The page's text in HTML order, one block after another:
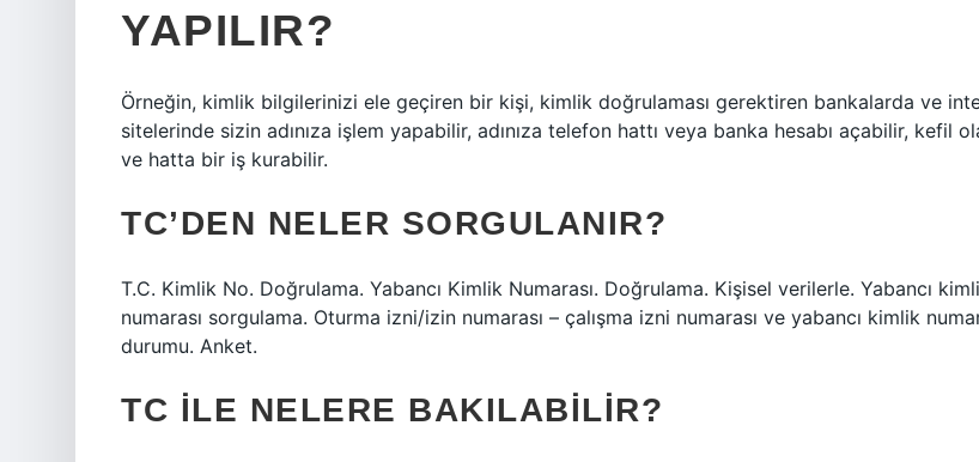
YAPILIR?
Örneğin, kimlik bilgilerinizi ele geçiren bir kişi, kimlik doğrulaması gerektiren bankalarda ve
sitelerinde sizin adınıza işlem yapabilir, adınıza telefon hattı veya banka hesabı açabilir, kefil
ve hatta bir iş kurabilir.
TC’DEN NELER SORGULANIR?
T.C. Kimlik No. Doğrulama. Yabancı Kimlik Numarası. Doğrulama. Kişisel verilerle. Yabancı
numarası sorgulama. Oturma izni/izin numarası – çalışma izni numarası ve yabancı kimlik
durumu. Anket.
TC ILE NELERE BAKILABILIR?